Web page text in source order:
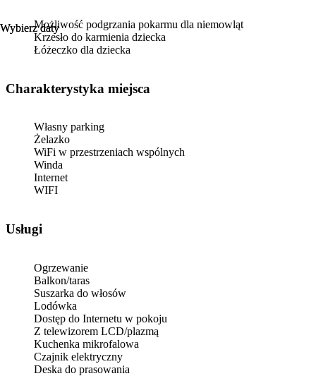
Wybierz daty
Wybierz datyMożliwość podgrzania pokarmu dla niemowląt
Krzesło do karmienia dziecka
Łóżeczko dla dziecka
Charakterystyka miejsca
Własny parking
Żelazko
WiFi w przestrzeniach wspólnych
Winda
Internet
WIFI
Usługi
Ogrzewanie
Balkon/taras
Suszarka do włosów
Lodówka
Dostęp do Internetu w pokoju
Z telewizorem LCD/plazmą
Kuchenka mikrofalowa
Czajnik elektryczny
Deska do prasowania